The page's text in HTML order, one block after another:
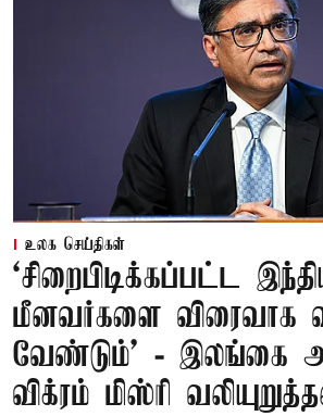
உலக செய்திகள்
‘சிறைபிடிக்கப்பட்ட
மீனவர்களை விரைவாக
வேண்டும்' - இலங்கை
விக்ரம் மிஸ்ரி